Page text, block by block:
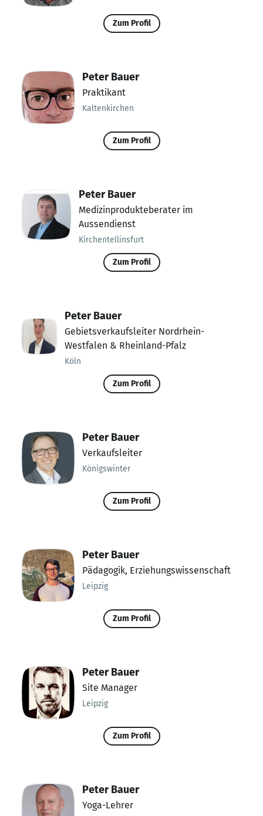
Zum Profil
Peter Bauer
Praktikant
Kaltenkirchen
Zum Profil
Peter Bauer
Medizinprodukteberater im
Aussendienst
Kirchentellinsfurt
Zum Profil
Peter Bauer
Gebietsverkaufsleiter Nordrhein-
Westfalen & Rheinland-Pfalz
Köln
Zum Profil
Peter Bauer
Verkaufsleiter
Königswinter
Zum Profil
Peter Bauer
Pädagogik, Erziehungswissenschaft
Leipzig
Zum Profil
Peter Bauer
Site Manager
Leipzig
Zum Profil
Peter Bauer
Yoga-Lehrer